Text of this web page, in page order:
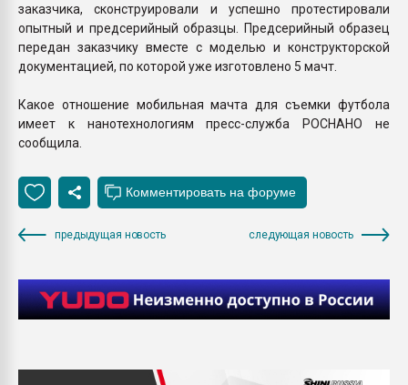
заказчика, сконструировали и успешно протестировали
опытный и предсерийный образцы. Предсерийный образец
передан заказчику вместе с моделью и конструкторской
документацией, по которой уже изготовлено 5 мачт.
Какое отношение мобильная мачта для съемки футбола
имеет к нанотехнологиям пресс-служба РОСНАНО не
сообщила.
предыдущая новость следующая новость